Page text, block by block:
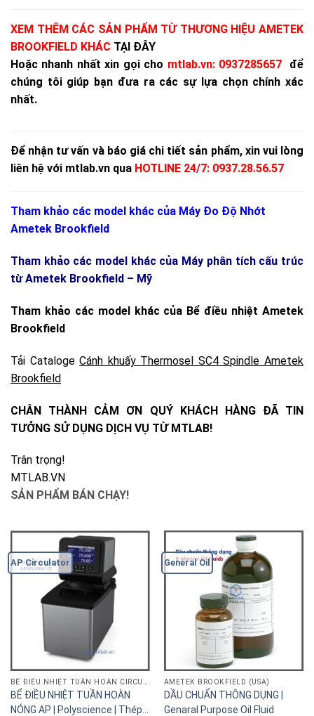
XEM THÊM CÁC SẢN PHẨM TỪ THƯƠNG HIỆU AMETEK
BROOKFIELD KHÁC TẠI ĐÂY
Hoặc nhanh nhất xin gọi cho mtlab.vn: 0937285657
để
chúng tôi giúp bạn đưa ra các sự lựa chọn chính xác
nhất.
Để nhận tư vấn và báo giá chi tiết sản phẩm, xin vui lòng
liên hệ với mtlab.vn qua HOTLINE 24/7: 0937.28.56.57
Tham khảo các model khác của Máy Đo Độ Nhớt
Ametek Brookfield
Tham khảo các model khác của Máy phân tích cấu trúc
từAmetek Brookfield – Mỹ
Tham khảo các model khác của Bể điều nhiệt Ametek
Brookfield
Tải CatalogeCánh khuấy Thermosel SC4 Spindle Ametek
Brookfield
CHÂN THÀNH CẢM ƠN QUÝ KHÁCH HÀNG ĐÃ TIN
TƯỞNG SỬ DỤNG DỊCH VỤ TỪ MTLAB!
Trân trọng!
MTLAB.VN
SẢN PHẨM BÁN CHẠY!
AP Circulator
BỂ ĐIỀU NHIỆT TUẦN HOÀN CIRCULATOR
BỂ ĐIỀU NHIỆT TUẦN HOÀN
NÓNG AP | Polyscience | Thép
General Oil
AMETEK BROOKFIELD (USA)
DẦU CHUẨN THÔNG DỤNG |
Genaral Purpose Oil Fluid